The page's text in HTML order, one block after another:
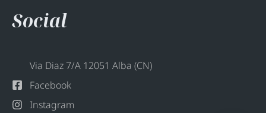
Social
Via Diaz 7/A 12051 Alba (CN)
Facebook
Instagram